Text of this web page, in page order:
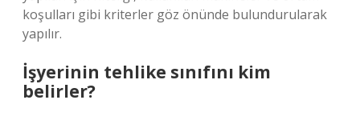
koşulları gibi kriterler göz önünde bulundurularak
yapılır.
İşyerinin tehlike sınıfını kim
belirler?